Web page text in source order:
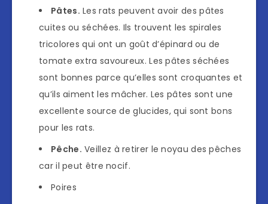
Pâtes. Les rats peuvent avoir des pâtes
cuites ou séchées. Ils trouvent les spirales
tricolores qui ont un goût d’épinard ou de
tomate extra savoureux. Les pâtes séchées
sont bonnes parce qu’elles sont croquantes et
qu’ils aiment les mâcher. Les pâtes sont une
excellente source de glucides, qui sont bons
pour les rats.
Pêche. Veillez à retirer le noyau des pêches
car il peut être nocif.
Poires